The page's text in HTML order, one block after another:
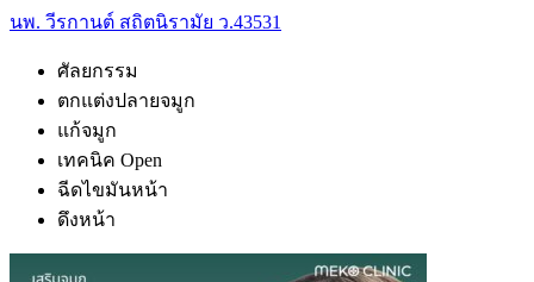
นพ. วีรกานต์ สถิตนิรามัย ว.43531
ศัลยกรรม
ตกแต่งปลายจมูก
แก้จมูก
เทคนิค Open
ฉีดไขมันหน้า
ดึงหน้า